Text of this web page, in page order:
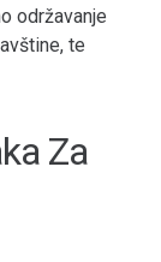
održavanje
te
Za